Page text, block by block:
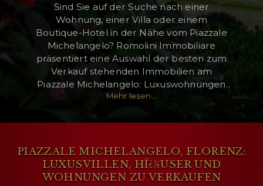
KUNDENBEREICH
WISHLIST (0)
Sind Sie auf der Suche nach einer
Wohnung, einer Villa oder einem
Boutique-Hotel in der Nähe vom Piazzale
Michelangelo? Romolini Immobiliare
präsentiert eine Auswahl der besten zum
Verkauf stehenden Immobilien am
Piazzale Michelangelo: Luxuswohnungen
in Florenz, Boutique-Hotels in der Nähe
Panoramablick zum Verkauf am Piazzale
Mehr lesen...
PIAZZALE MICHELANGELO, FLORENZ:
LUXUSVILLEN, HÏ¿½USER UND
WOHNUNGEN ZU VERKAUFEN